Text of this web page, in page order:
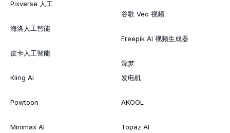
Pixverse 人工
海洛人工智能
皮卡人工智能
Kling AI
Powtoon
Minimax AI
谷歌 Veo 视频
Freepik AI 视频生成器
深梦
发电机
AKOOL
Topaz AI